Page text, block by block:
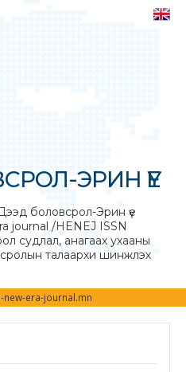
ЭРИН ҮЕ
боловсрол-Эрин үе
journal /HENEJ ISSN
судлал, анагаах ухааны
талаархи шинжлэх
new-era-journal.mn